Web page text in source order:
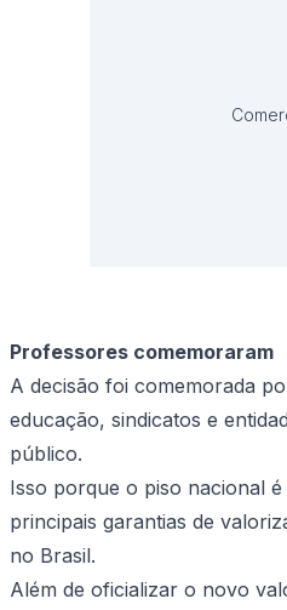
Professores comemoraram
A decisão foi comemorada
educação, sindicatos e
público.
Isso porque o piso nacional
principais garantias de
no Brasil.
Além de oficializar o novo